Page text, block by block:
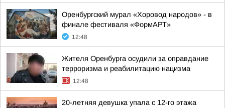
Оренбургский мурал «Хоровод народов» - в
финале фестиваля «ФормАРТ»
12:48
Жителя Оренбурга осудили за оправдание
терроризма и реабилитацию нацизма
12:48
20-летняя девушка упала с 12-го этажа